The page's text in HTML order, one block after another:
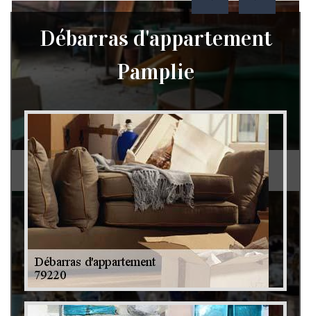
Débarras de grenier et cave 79
Débarras d'appartement
Pamplie